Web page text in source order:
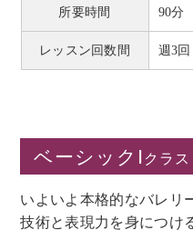
所要時間 90分
レッスン回数間 週3回
ベーシックⅠ クラス
いよいよ本格的なバレリ
技術と表現力を身につけ